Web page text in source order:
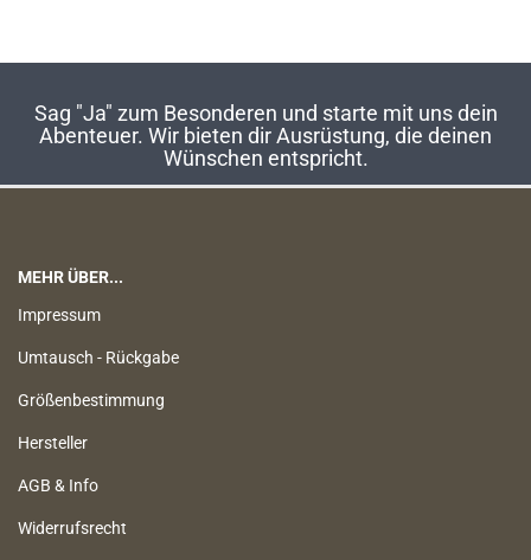
Sag "Ja" zum Besonderen und starte mit uns dein
Abenteuer. Wir bieten dir Ausrüstung, die deinen
Wünschen entspricht.
MEHR ÜBER...
Impressum
Umtausch - Rückgabe
Größenbestimmung
Hersteller
AGB & Info
Widerrufsrecht